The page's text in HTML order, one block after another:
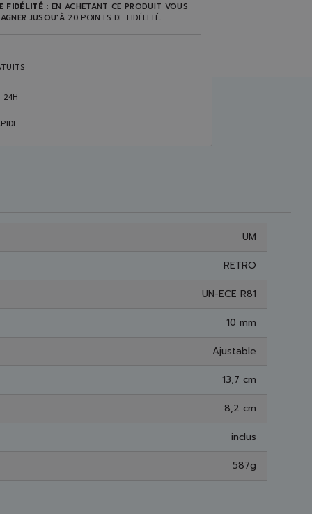
FIDÉLITÉ : EN ACHETANT CE PRODUIT VOUS
JUSQU'À 20 POINTS DE FIDÉLITÉ.
24H
UM
RETRO
UN-ECE R81
10 mm
Ajustable
13,7 cm
8,2 cm
inclus
587g